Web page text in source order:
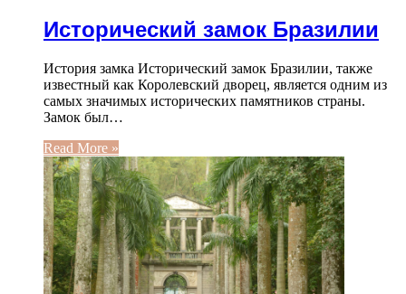
Исторический замок Бразилии
История замка Исторический замок Бразилии, также
известный как Королевский дворец, является одним из
самых значимых исторических памятников страны.
Замок был…
Read More »